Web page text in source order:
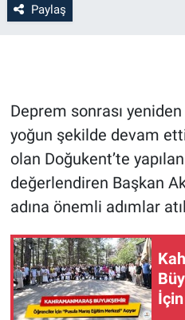
Paylaş
Deprem sonrası
yoğun şekilde devam
olan Doğukent’te
değerlendiren Başkan
adına önemli adımlar